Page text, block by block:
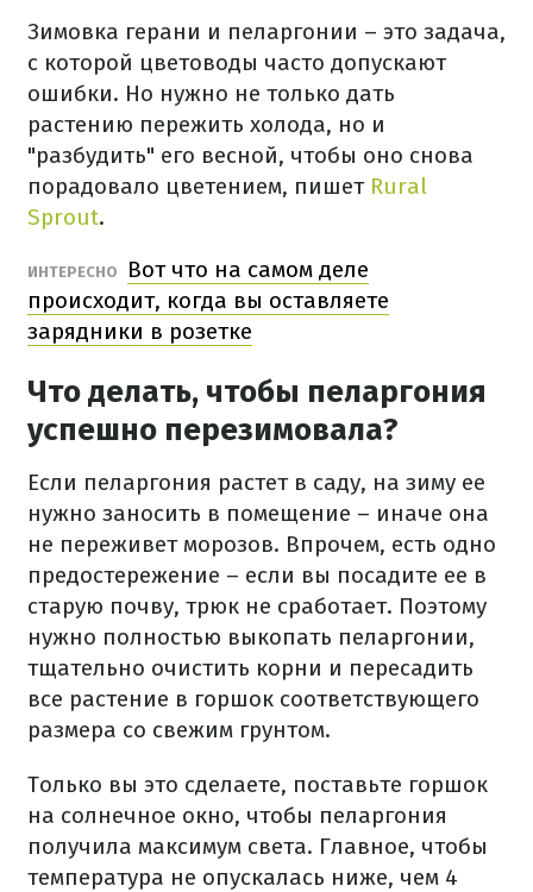
Зимовка герани и пеларгонии – это задача,
с которой цветоводы часто допускают
ошибки. Но нужно не только дать
растению пережить холода, но и
"разбудить" его весной, чтобы оно снова
порадовало цветением, пишет Rural
Sprout.
ИНТЕРЕСНО
Вот что на самом деле
происходит, когда вы оставляете
зарядники в розетке
Что делать, чтобы пеларгония
успешно перезимовала?
Если пеларгония растет в саду, на зиму ее
нужно заносить в помещение – иначе она
не переживет морозов. Впрочем, есть одно
предостережение – если вы посадите ее в
старую почву, трюк не сработает. Поэтому
нужно полностью выкопать пеларгонии,
тщательно очистить корни и пересадить
все растение в горшок соответствующего
размера со свежим грунтом.
Только вы это сделаете, поставьте горшок
на солнечное окно, чтобы пеларгония
получила максимум света. Главное, чтобы
температура не опускалась ниже, чем 4